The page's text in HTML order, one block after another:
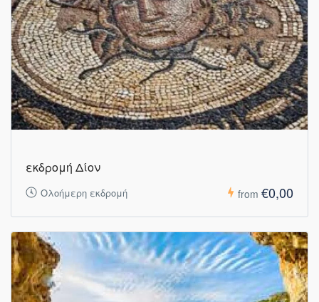
εκδρομή Δίον
Ολοήμερη εκδρομή from €0,00